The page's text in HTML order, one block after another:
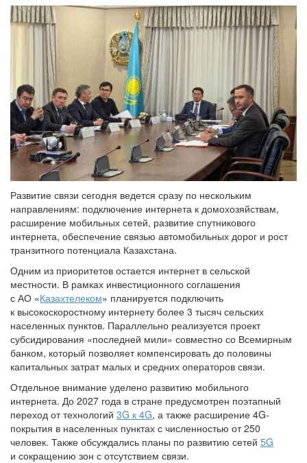
Развитие связи сегодня ведется сразу по нескольким
направлениям: подключение интернета к домохозяйствам,
расширение мобильных сетей, развитие спутникового
интернета, обеспечение связью автомобильных дорог и рост
транзитного потенциала Казахстана.
Одним из приоритетов остается интернет в сельской
местности. В рамках инвестиционного соглашения
с АО «Казахтелеком» планируется подключить
к высокоскоростному интернету более 3 тысяч сельских
населенных пунктов. Параллельно реализуется проект
субсидирования «последней мили» совместно со Всемирным
банком, который позволяет компенсировать до половины
капитальных затрат малых и средних операторов связи.
Отдельное внимание уделено развитию мобильного
интернета. До 2027 года в стране предусмотрен поэтапный
переход от технологий 3G к 4G, а также расширение 4G-
покрытия в населенных пунктах с численностью от 250
человек. Также обсуждались планы по развитию сетей 5G
и сокращению зон с отсутствием связи.